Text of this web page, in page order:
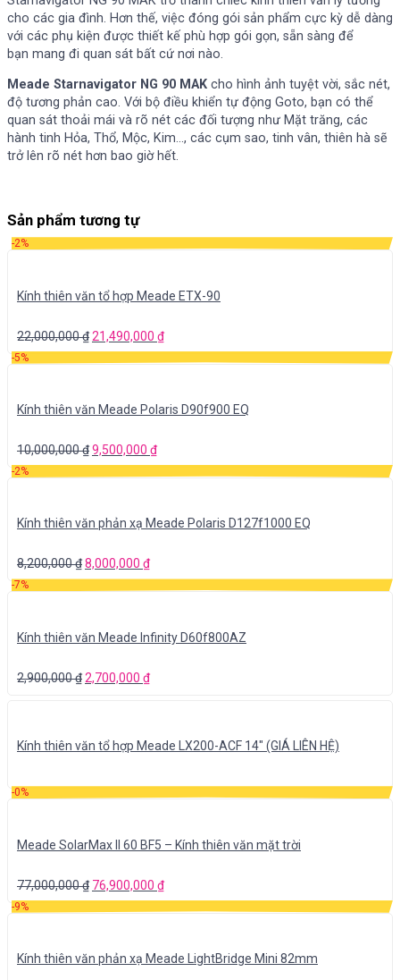
cho các gia đình. Hơn thế, việc đóng gói sản phẩm cực kỳ dễ dàng
với các phụ kiện được thiết kế phù hợp gói gọn, sẵn sàng để
bạn mang đi quan sát bất cứ nơi nào.
Meade Starnavigator NG 90 MAK cho hình ảnh tuyệt vời, sắc nét,
độ tương phản cao. Với bộ điều khiển tự động Goto, bạn có thể
quan sát thoải mái và rõ nét các đối tượng như Mặt trăng, các
hành tinh Hỏa, Thổ, Mộc, Kim…, các cụm sao, tinh vân, thiên hà sẽ
trở lên rõ nét hơn bao giờ hết.
Sản phẩm tương tự
-2%
Kính thiên văn tổ hợp Meade ETX-90
22,000,000₫21,490,000 ₫
-5%
Kính thiên văn Meade Polaris D90f900 EQ
10,000,000₫9,500,000 ₫
-2%
Kính thiên văn phản xạ Meade Polaris D127f1000 EQ
8,200,000₫8,000,000 ₫
-7%
Kính thiên văn Meade Infinity D60f800AZ
2,900,000₫2,700,000 ₫
Kính thiên văn tổ hợp Meade LX200-ACF 14″ (GIÁ LIÊN HỆ)
-0%
Meade SolarMax II 60 BF5 – Kính thiên văn mặt trời
77,000,000₫ 76,900,000 ₫
-9%
Kính thiên văn phản xạ Meade LightBridge Mini 82mm